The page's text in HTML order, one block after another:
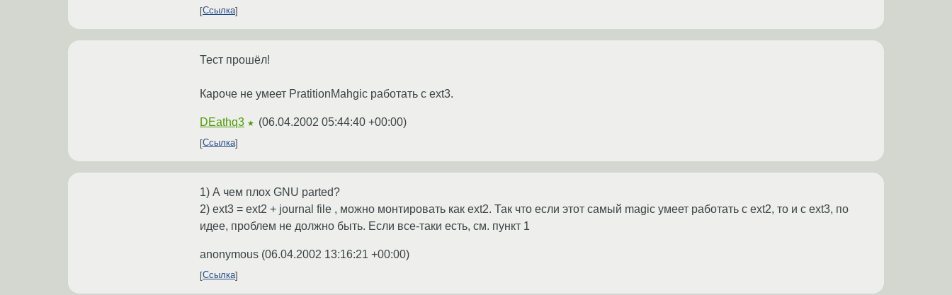
Ссылка
Тест прошёл!
Кароче не умеет PratitionMahgic работать с ext3.
DEathq3 ★ (06.04.2002 05:44:40 +00:00)
Ссылка
1) А чем плох GNU parted?
2) ext3 = ext2 + journal file , можно монтировать как ext2. Так что если этот самый magic умеет работать с ext2, то и с ext3, по
идее, проблем не должно быть. Если все-таки есть, см. пункт 1
anonymous (06.04.2002 13:16:21 +00:00)
Ссылка